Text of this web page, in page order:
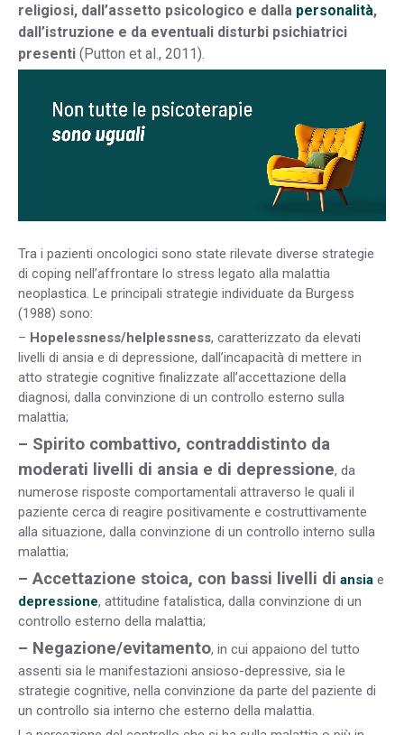
religiosi, dall’assetto psicologico e dalla personalità,
dall’istruzione e da eventuali disturbi psichiatrici
presenti (Putton et al., 2011).
Tra i pazienti oncologici sono state rilevate diverse strategie
di coping nell’affrontare lo stress legato alla malattia
neoplastica. Le principali strategie individuate da Burgess
(1988) sono:
– Hopelessness/helplessness, caratterizzato da elevati
livelli di ansia e di depressione, dall’incapacità di mettere in
atto strategie cognitive finalizzate all’accettazione della
diagnosi, dalla convinzione di un controllo esterno sulla
malattia;
– Spirito combattivo, contraddistinto da
moderati livelli di ansia e di depressione, da
numerose risposte comportamentali attraverso le quali il
paziente cerca di reagire positivamente e costruttivamente
alla situazione, dalla convinzione di un controllo interno sulla
malattia;
– Accettazione stoica, con bassi livelli di ansia e
depressione, attitudine fatalistica, dalla convinzione di un
controllo esterno della malattia;
– Negazione/evitamento, in cui appaiono del tutto
assenti sia le manifestazioni ansioso-depressive, sia le
strategie cognitive, nella convinzione da parte del paziente di
un controllo sia interno che esterno della malattia.